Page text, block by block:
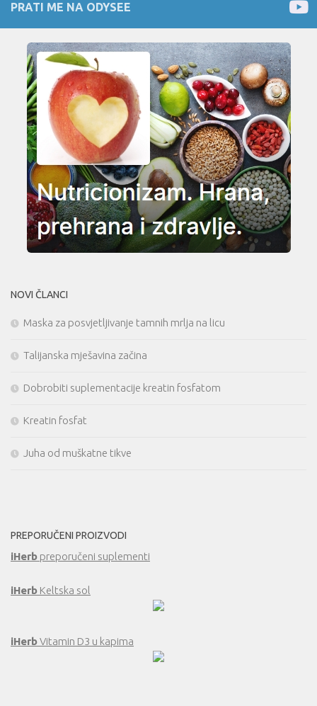
PRATI ME NA ODYSEE
NOVI ČLANCI
Maska za posvjetljivanje tamnih mrlja na licu
Talijanska mješavina začina
Dobrobiti suplementacije kreatin fosfatom
Kreatin fosfat
Juha od muškatne tikve
PREPORUČENI PROIZVODI
iHerb preporučeni suplementi
iHerb Keltska sol
iHerbVitamin D3 u kapima